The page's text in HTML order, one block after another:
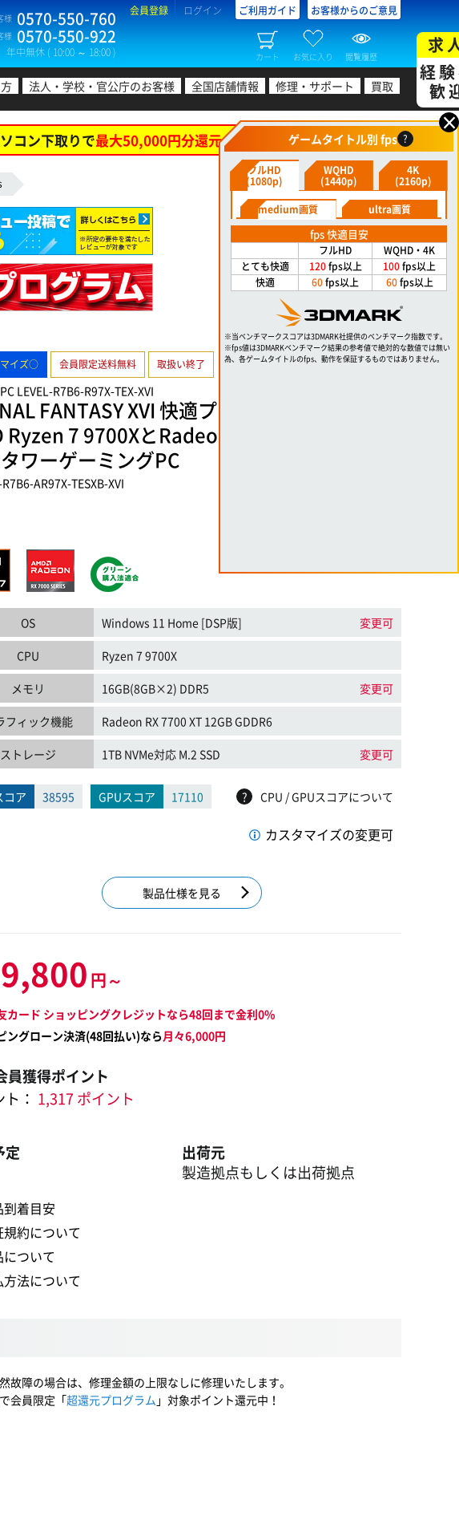
様 0570-550-760
様 0570-550-922
年中無休 ( 10:00 ～ 18:00 )
会員登録 ログイン ご利用ガイド お客様からのご意見
カート お気に入り 閲覧履歴
法人・学校・官公庁のお客様 全国店舗情報 修理・サポート 買取
求
経
歓
コン下取りで最大50,000円分還元！
イズ○ 会員限定送料無料 取扱い終了
LEVEL-R7B6-R97X-TEX-XVI
FANTASY XVI 快適プレイ BTOパソコン】
Ryzen 7 9700XとRadeon RX 7700 XT搭載ミ
ワーゲーミングPC
AR97X-TESXB-XVI
OS Windows 11 Home [DSP版] 変更可
CPU Ryzen 7 9700X
メモリ 16GB(8GB×2) DDR5 変更可
フィック機能 Radeon RX 7700 XT 12GB GDDR6
ストレージ 1TB NVMe対応 M.2 SSD 変更可
コア 38595 GPUスコア 17110 ? CPU / GPUスコアについて
×
ゲームタイトル別 fps ?
フルHD
(1080p)
WQHD
(1440p)
4K
(2160p)
medium画質
ultra画質
fps 快適目安
フルHD
WQHD・4K
とても快適
120fps以上 100fps以上
快適
60fps以上 60fps以上
※当ベンチマークスコアは3DMARK社提供のベンチマーク指数です。
※fps値は3DMARKベンチマーク結果の参考値で絶対的な数値では無い
為、各ゲームタイトルのfps、動作を保証するものではありません。
カスタマイズの変更可
製品仕様を見る
円～
カード ショッピングクレジットなら48回まで金利0%
ングローン決済(48回払い)なら月々6,000円
員獲得ポイント
： 1,317 ポイント
定
出荷元
製造拠点もしくは出荷拠点
到着目安
約について
ついて
方法について
故障の場合は、修理金額の上限なしに修理いたします。
会員限定「超還元プログラム 」対象ポイント還元中！